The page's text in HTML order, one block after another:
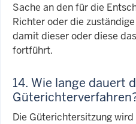
Sache an den für die
Richter oder die
damit dieser oder diese
fortführt.
14. Wie lange dauert
Die Güterichtersitzung